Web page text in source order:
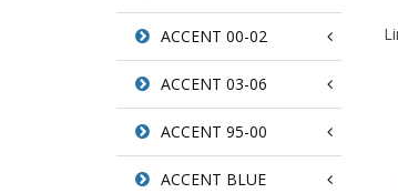
ACCENT 00-02
ACCENT 03-06
ACCENT 95-00
ACCENT BLUE